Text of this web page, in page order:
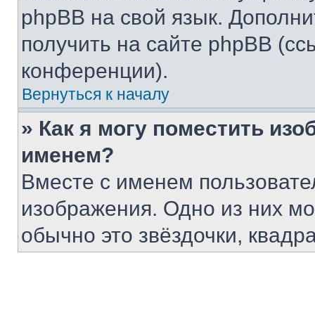
phpBB на свой язык.
получить на сайте phpBB
конференции).
Вернуться к началу
» Как я могу поместить
именем?
Вместе с именем
изображения. Одно из них
обычно это звёздочки,